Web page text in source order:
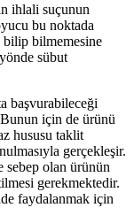
ihlali suçunun
bu noktada
bilip bilmemesine
sübut
başvurabileceği
için de ürünü
hususu taklit
gerçekleşir.
sebep olan ürünün
gerekmektedir.
faydalanmak için